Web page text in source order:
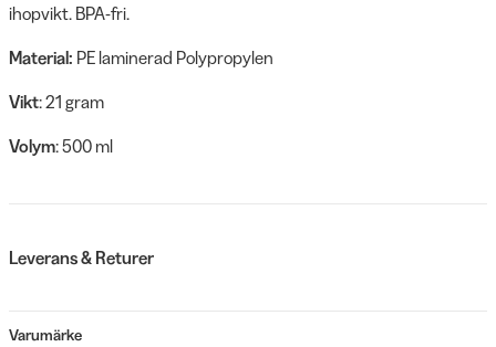
ihopvikt. BPA-fri.
Material: PE laminerad Polypropylen
Vikt: 21 gram
Volym: 500 ml
Leverans & Returer
Varumärke